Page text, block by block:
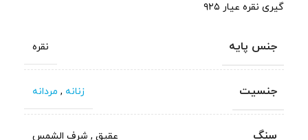
گیری نقره عیار ۹۲۵
جنس پایه نقره
جنسیت زنانه , مردانه
سنگ عقیق , شرف الشمس